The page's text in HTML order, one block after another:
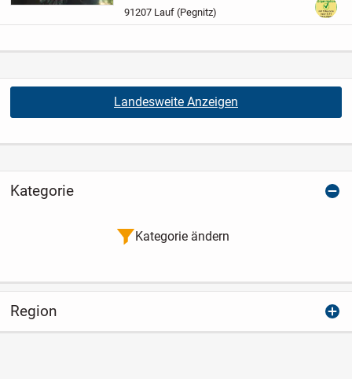
sympathisches Wesen und seiner
Bescheidenheit und kommt aus...
91207 Lauf (Pegnitz)
Landesweite Anzeigen
Kategorie
Kategorie ändern
Region